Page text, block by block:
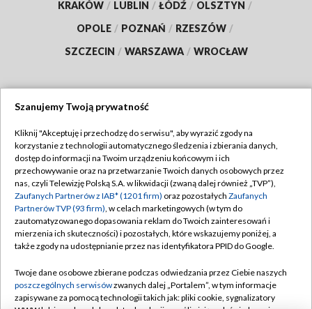
KRAKÓW / LUBLIN / ŁÓDŹ / OLSZTYN /
OPOLE / POZNAŃ / RZESZÓW /
SZCZECIN / WARSZAWA / WROCŁAW
TVP
Abonament TVP
Emisja w TVP
Centrum informacji TVP
Naziemna Telewizja Cyfrowa
Rada Programowa
System NOS
Regulamin TVP
Polityka prywatności
Moje zgody
Pomoc
Kontakt
Szanujemy Twoją prywatność
Kliknij "Akceptuję i przechodzę do serwisu", aby wyrazić zgody na
korzystanie z technologii automatycznego śledzenia i zbierania danych,
dostęp do informacji na Twoim urządzeniu końcowym i ich
przechowywanie oraz na przetwarzanie Twoich danych osobowych przez
nas, czyli Telewizję Polską S.A. w likwidacji (zwaną dalej również „TVP”),
Zaufanych Partnerów z IAB* (1201 firm) oraz pozostałych Zaufanych
Partnerów TVP (93 firm), w celach marketingowych (w tym do
zautomatyzowanego dopasowania reklam do Twoich zainteresowań i
mierzenia ich skuteczności) i pozostałych, które wskazujemy poniżej, a
także zgody na udostępnianie przez nas identyfikatora PPID do Google.
Twoje dane osobowe zbierane podczas odwiedzania przez Ciebie naszych
poszczególnych serwisówzwanych dalej „Portalem”, w tym informacje
zapisywane za pomocą technologii takich jak: pliki cookie, sygnalizatory